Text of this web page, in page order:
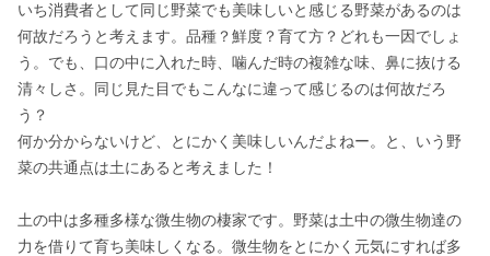
いち消費者として同じ野菜でも美味しいと感じる野菜があるのは
何故だろうと考えます。品種？鮮度？育て方？どれも一因でしょ
う。でも、口の中に入れた時、噛んだ時の複雑な味、鼻に抜ける
清々しさ。同じ見た目でもこんなに違って感じるのは何故だろ
う？
何か分からないけど、とにかく美味しいんだよねー。と、いう野
菜の共通点は土にあると考えました！
土の中は多種多様な微生物の棲家です。野菜は土中の微生物達の
力を借りて育ち美味しくなる。微生物をとにかく元気にすれば多